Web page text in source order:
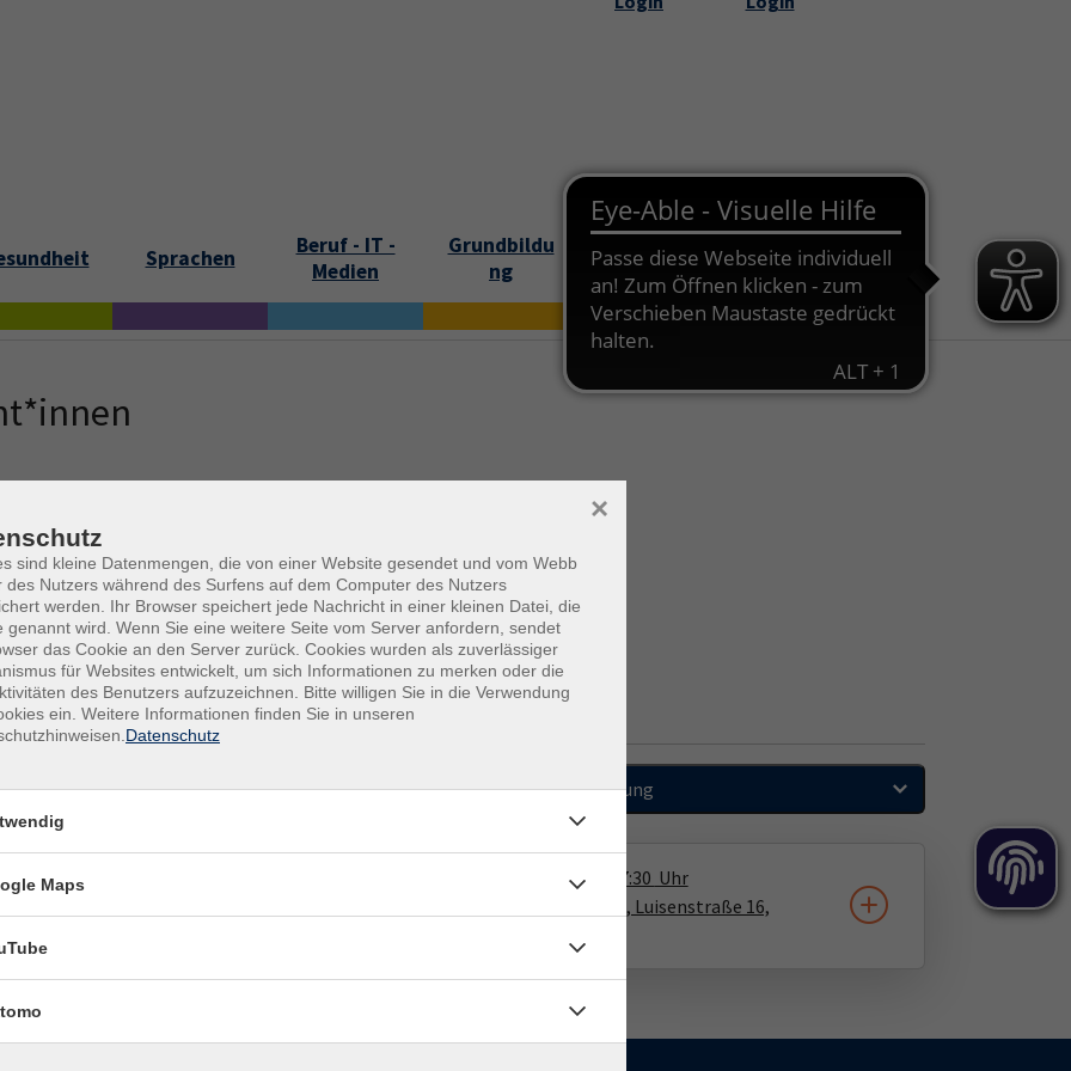
Sprachen
Beruf - IT -
Medien
Grundbildu
ng
Online
Bildungszei
t
Sortierung
auf Stoff - eigene Muster
Einführung
20.11.2026 17:30 Uhr
Klimawerkstatt, Luisenstraße 16,
sind kleine Datenmengen, die von einer Website gesendet und vom Webb
des Nutzers während des Surfens auf dem Computer des Nutzers
werden. Ihr Browser speichert jede Nachricht in einer kleinen Datei, die
genannt wird. Wenn Sie eine weitere Seite vom Server anfordern, sendet
das Cookie an den Server zurück. Cookies wurden als zuverlässiger
für Websites entwickelt, um sich Informationen zu merken oder die
des Benutzers aufzuzeichnen. Bitte willigen Sie in die Verwendung
ein. Weitere Informationen finden Sie in unseren
Datenschutz
×
Maps